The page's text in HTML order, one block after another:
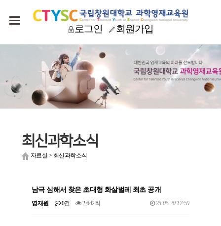
로그인 회원가입
최신과학소식
자료실 > 최신과학소식
남극 심해서 찾은 초대형 화살벌레 최초 공개
영재원 0건 2,642회 25-05-20 17:59